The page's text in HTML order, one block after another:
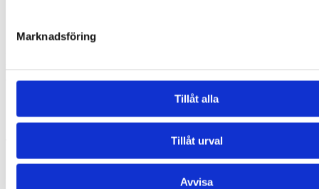
Marknadsföring
Tillåt alla
Tillåt urval
Avvisa
cm från spets till öga. Resåret är 40 cm långt och passar alla
huvudstorlekar eftersom det kan sträckas till över dubbel
Material